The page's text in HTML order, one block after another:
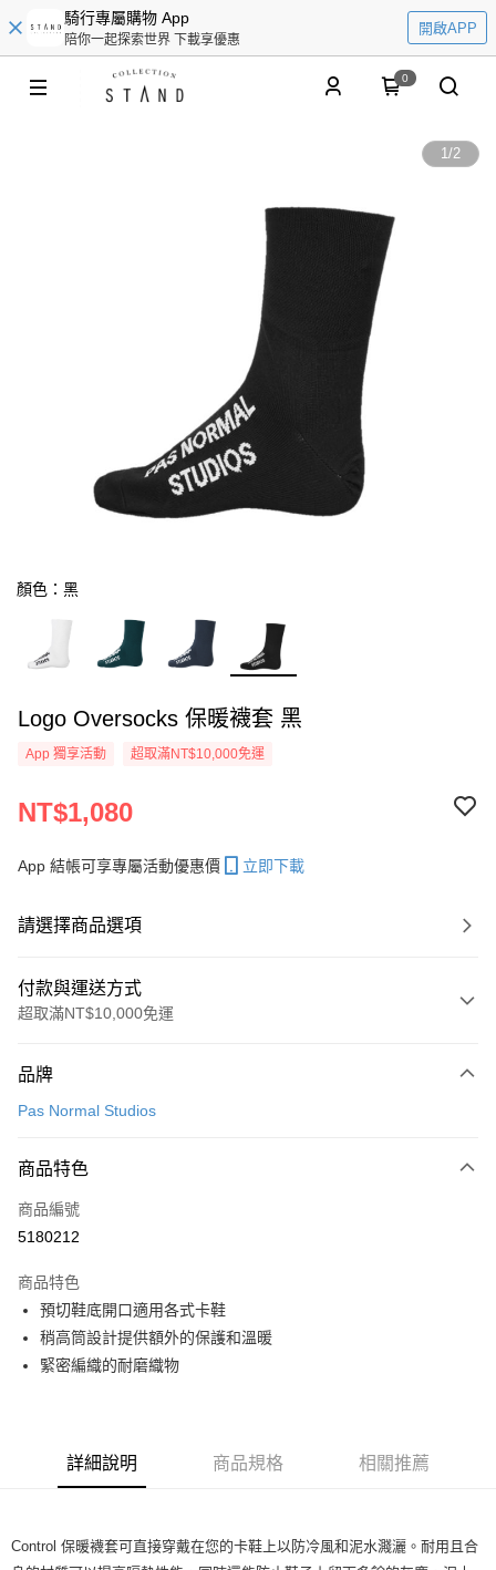
騎行專屬購物 App
陪你一起探索世界 下載享優惠
開啟APP
0
1/2
顏色：黑
Logo Oversocks 保暖襪套 黑
App 獨享活動 超取滿NT$10,000免運
NT$1,080
App 結帳可享專屬活動優惠價 立即下載
請選擇商品選項
付款與運送方式
超取滿NT$10,000免運
信用卡一次付款
LINE Pay
Apple Pay
運送方式
全家店到店
每筆NT$80，滿NT$10,000(含以上)免運費
7-11店到店
付款後7-11取貨
品牌
Pas Normal Studios
商品特色
商品編號
5180212
商品特色
預切鞋底開口適用各式卡鞋
稍高筒設計提供額外的保護和溫暖
緊密編織的耐磨織物
詳細說明 商品規格 相關推薦
Control 保暖襪套可直接穿戴在您的卡鞋上以防冷風和泥水濺灑。耐用且合